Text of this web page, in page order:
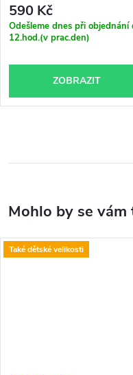
590 Kč
Odešleme dnes při objednání
12.hod.(v prac.den)
ZOBRAZIT
Také dětské velikosti